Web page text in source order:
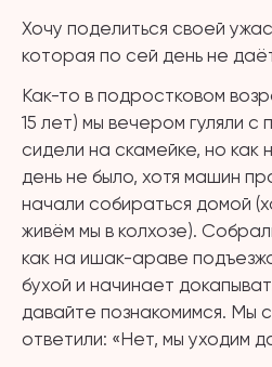
Хочу поделиться своей
которая по сей день не
Как-то в подростковом
15 лет) мы вечером гуляли с
сидели на скамейке, но как
день не было, хотя машин
начали собираться домой
живём мы в колхозе).
как на ишак-араве
бухой и начинает
давайте познакомимся. Мы
ответили: «Нет, мы уходим